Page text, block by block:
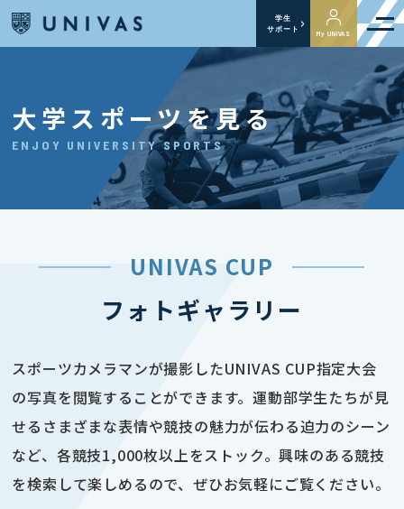
学生
サポート
My UNIVAS
大学スポーツを見る
ENJOY UNIVERSITY SPORTS
UNIVAS CUP
フォトギャラリー
スポーツカメラマンが撮影したUNIVAS CUP指定大会
の写真を閲覧することができます。運動部学生たちが見
せるさまざまな表情や競技の魅力が伝わる迫力のシーン
など、各競技1,000枚以上をストック。興味のある競技
を検索して楽しめるので、ぜひお気軽にご覧ください。